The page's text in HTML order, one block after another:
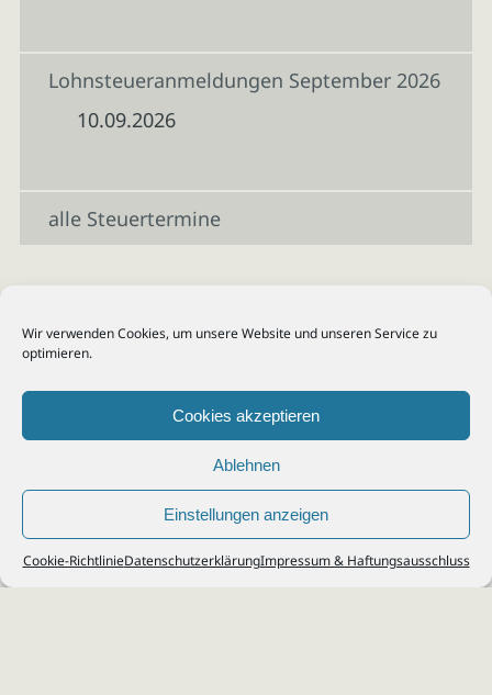
Wir verwenden Cookies, um unsere Website und unseren Service zu
optimieren.
Cookies akzeptieren
Ablehnen
Einstellungen anzeigen
Cookie-RichtlinieDatenschutzerklärungImpressum & Haftungsausschluss
Lohnsteueranmeldungen September 2026
10.09.2026
alle Steuertermine
© 2026Steuerberater Kempf, Köln - Steuerberatung Poll, Porz, Deutz, Mülheim,